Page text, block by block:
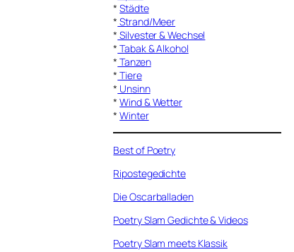
*Städte
* Strand/Meer
* Silvester & Wechsel
* Tabak & Alkohol
* Tanzen
* Tiere
* Unsinn
*Wind & Wetter
*Winter
Best of Poetry
Ripostegedichte
Die Oscarballaden
Poetry Slam Gedichte & Videos
Poetry Slam meets Klassik